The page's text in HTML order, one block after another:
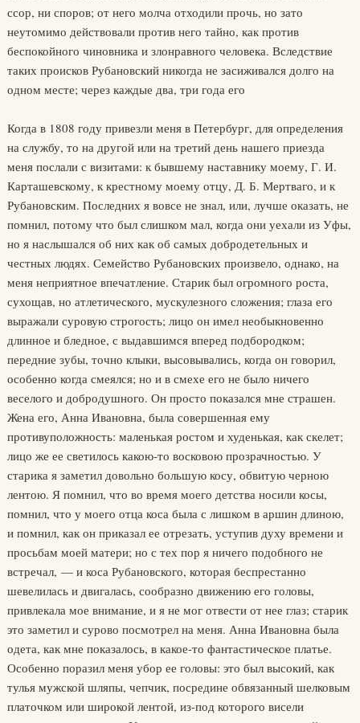
ссор, ни споров; от него молча отходили прочь, но зато
неутомимо действовали против него тайно, как против
беспокойного чиновника и злонравного человека. Вследствие
таких происков Рубановский никогда не засиживался долго на
одном месте; через каждые два, три года его
Когда в 1808 году привезли меня в Петербург, для определения
на службу, то на другой или на третий день нашего приезда
меня послали с визитами: к бывшему наставнику моему, Г. И.
Карташевскому, к крестному моему отцу, Д. Б. Мертваго, и к
Рубановским. Последних я вовсе не знал, или, лучше оказать, не
помнил, потому что был слишком мал, когда они уехали из Уфы,
но я наслышался об них как об самых добродетельных и
честных людях. Семейство Рубановских произвело, однако, на
меня неприятное впечатление. Старик был огромного роста,
сухощав, но атлетического, мускулезного сложения; глаза его
выражали суровую строгость; лицо он имел необыкновенно
длинное и бледное, с выдавшимся вперед подбородком;
передние зубы, точно клыки, высовывались, когда он говорил,
особенно когда смеялся; но и в смехе его не было ничего
веселого и добродушного. Он просто показался мне страшен.
Жена его, Анна Ивановна, была совершенная ему
противуположность: маленькая ростом и худенькая, как скелет;
лицо же ее светилось какою-то восковою прозрачностью. У
старика я заметил довольно большую косу, обвитую черною
лентою. Я помнил, что во время моего детства носили косы,
помнил, что у моего отца коса была с лишком в аршин длиною,
и помнил, как он приказал ее отрезать, уступив духу времени и
просьбам моей матери; но с тех пор я ничего подобного не
встречал, — и коса Рубановского, которая беспрестанно
шевелилась и двигалась, сообразно движению его головы,
привлекала мое внимание, и я не мог отвести от нее глаз; старик
это заметил и сурово посмотрел на меня. Анна Ивановна была
одета, как мне показалось, в какое-то фантастическое платье.
Особенно поразил меня убор ее головы: это был высокий, как
тулья мужской шляпы, чепчик, посредине обвязанный шелковым
платочком или широкой лентой, из-под которого висели